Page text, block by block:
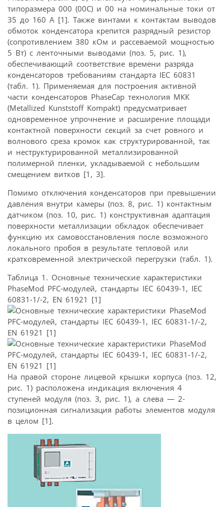
типоразмера 000 (00С) и 00 на номинальные токи от
35 до 160 А [1]. Также винтами к контактам выводов
обмоток конденсатора крепится разрядный резистор
(сопротивлением 380 кОм и рассеваемой мощностью
5 Вт) с ленточными выводами (поз. 5, рис. 1),
обеспечивающий соответствие времени разряда
конденсаторов требованиям стандарта IEC 60831
(табл. 1). Применяемая для построения активной
части конденсаторов PhaseCap технология МКК
(Metallized Kunststoff Kompakt) предусматривает
одновременное упрочнение и расширение площади
контактной поверхности секций за счет ровного и
волнового среза кромок как структурированной, так
и неструктурированной металлизированной
полимерной пленки, укладываемой с небольшим
смещением витков [1, 3].
Помимо отключения конденсаторов при превышении
давления внутри камеры (поз. 8, рис. 1) контактным
датчиком (поз. 10, рис. 1) конструктивная адаптация
поверхности металлизации обкладок обеспечивает
функцию их самовосстановления после возможного
локального пробоя в результате тепловой или
кратковременной электрической перегрузки (табл. 1).
Таблица 1. Основные технические характеристики
PhaseMod PFC-модулей, стандарты IEC 60439-1, IEC
60831-1/-2, EN 61921 [1]
На правой стороне лицевой крышки корпуса (поз. 12,
рис. 1) расположена индикация включения 4
ступеней модуля (поз. 3, рис. 1), а слева — 2-
позиционная сигнализация работы элементов модуля
в целом [1].